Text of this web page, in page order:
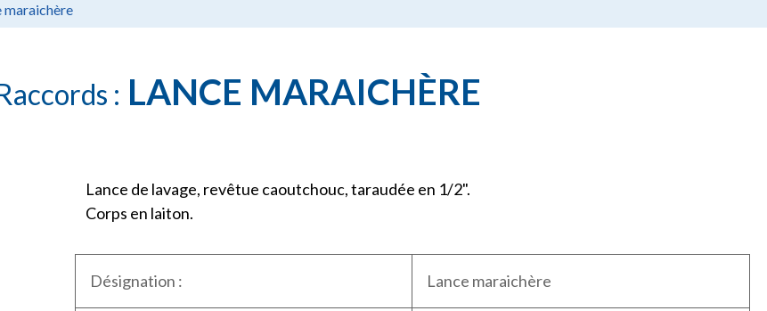
maraichère
: LANCE MARAICHÈRE
Lance de lavage, revêtue caoutchouc, taraudée en 1/2".
Corps en laiton.
Désignation : Lance maraichère